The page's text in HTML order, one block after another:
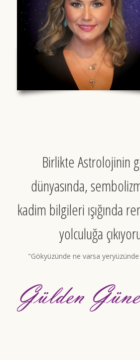
Birlikte Astrolojinin
dünyasında,
kadim bilgileri ışığında
yolculuğa
"Gökyüzünde ne varsa